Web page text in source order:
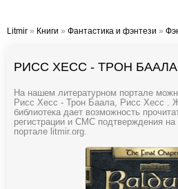
Litmir » Книги » Фантастика и фэнтези »
РИСС ХЕСС - ТРОН БААЛА
На нашем литературном портале
Рисс Хесс - Трон Баала, Рисс Хесс .
библиотека дает возможность
регистрации и СМС подтверждения
портале litmir.org.